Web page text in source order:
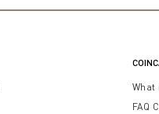
anche come
ceramica e
What
FAQ